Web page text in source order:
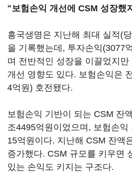
"보험손익 개선에 CSM 성장했
흥국생명은 지난해 최대 실적(
을 기록했는데, 투자손익(3077
며 전반적인 성장을 이끌었지
개선 영향도 있다. 보험손익은
4억원) 호전됐다.
보험손익 기반이 되는 CSM 잔
조4495억원이었으며, 보험손
15억원이다. 지난해 CSM 잔액
증가했다. CSM 규모를 키우면
있는 손익도 키지는 구조다.